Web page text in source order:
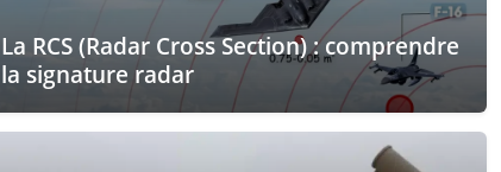
La RCS (Radar Cross Section) : comprendre
la signature radar